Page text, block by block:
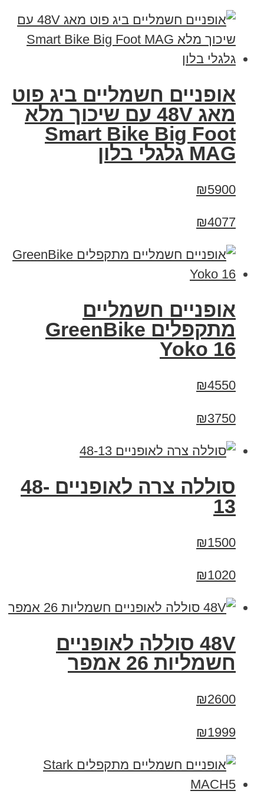
אופניים חשמליים ביג פוט
מאג 48V עם שיכוך מלא
Smart Bike Big Foot
MAG גלגלי בלון
₪5900
₪4077
‏אופניים חשמליים
‏מתקפלים GreenBike
Yoko 16
₪4550
₪3750
סוללה צרה לאופניים 48-
13
₪1500
₪1020
48V סוללה לאופניים
חשמליות 26 אמפר
₪2600
₪1999